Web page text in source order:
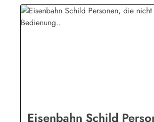
Eisenbahn Schild